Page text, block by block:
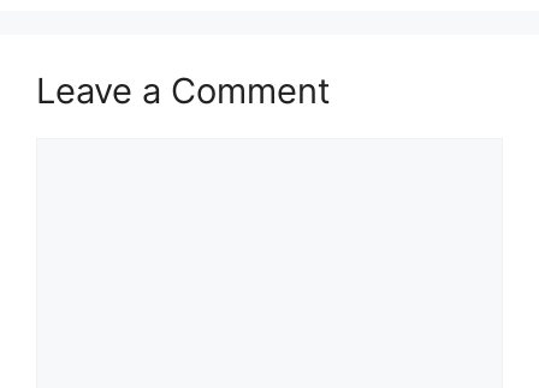
Leave a Comment